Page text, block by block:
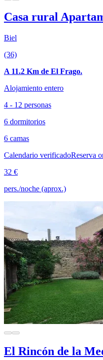
Casa rural
Biel
(36)
A 11.2 Km de El Frago.
Alojamiento entero
4 - 12 personas
6 dormitorios
6 camas
Calendario verificadoReserva
32 €
pers./noche (aprox.)
El Rincón de la